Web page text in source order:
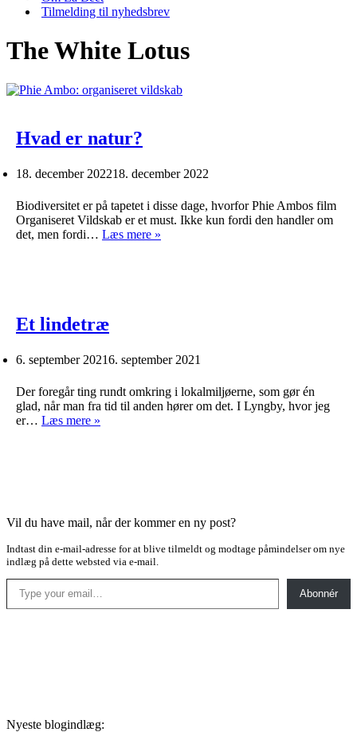
Tilmelding til nyhedsbrev
The White Lotus
Hvad er natur?
18. december 202218. december 2022
Biodiversitet er på tapetet i disse dage, hvorfor Phie Ambos film
Organiseret Vildskab er et must. Ikke kun fordi den handler om
det, men fordi… Læs mere »
Et lindetræ
6. september 20216. september 2021
Der foregår ting rundt omkring i lokalmiljøerne, som gør én
glad, når man fra tid til anden hører om det. I Lyngby, hvor jeg
er… Læs mere »
Vil du have mail, når der kommer en ny post?
Indtast din e-mail-adresse for at blive tilmeldt og modtage påmindelser om nye
indlæg på dette websted via e-mail.
Type your email…
Abonnér
Nyeste blogindlæg: